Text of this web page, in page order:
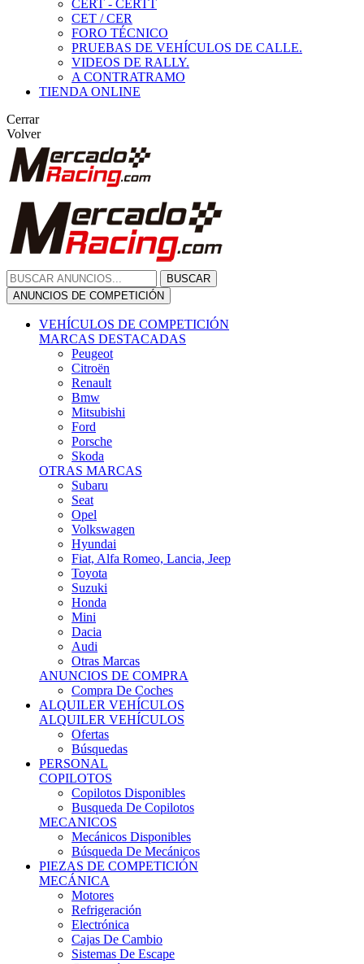
CERT - CERTT
CET / CER
FORO TÉCNICO
PRUEBAS DE VEHÍCULOS DE CALLE.
VIDEOS DE RALLY.
A CONTRATRAMO
TIENDA ONLINE
Cerrar
Volver
BUSCAR
ANUNCIOS DE COMPETICIÓN
VEHÍCULOS DE COMPETICIÓN
MARCAS DESTACADAS
Peugeot
Citroën
Renault
Bmw
Mitsubishi
Ford
Porsche
Skoda
OTRAS MARCAS
Subaru
Seat
Opel
Volkswagen
Hyundai
Fiat, Alfa Romeo, Lancia, Jeep
Toyota
Suzuki
Honda
Mini
Dacia
Audi
Otras Marcas
ANUNCIOS DE COMPRA
Compra De Coches
ALQUILER VEHÍCULOS
ALQUILER VEHÍCULOS
Ofertas
Búsquedas
PERSONAL
COPILOTOS
Copilotos Disponibles
Busqueda De Copilotos
MECANICOS
Mecánicos Disponibles
Búsqueda De Mecánicos
PIEZAS DE COMPETICIÓN
MECÁNICA
Motores
Refrigeración
Electrónica
Cajas De Cambio
Sistemas De Escape